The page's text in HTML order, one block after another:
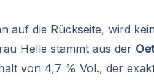
auf die Rückseite, wird
Helle stammt aus der
von 4,7 % Vol., der